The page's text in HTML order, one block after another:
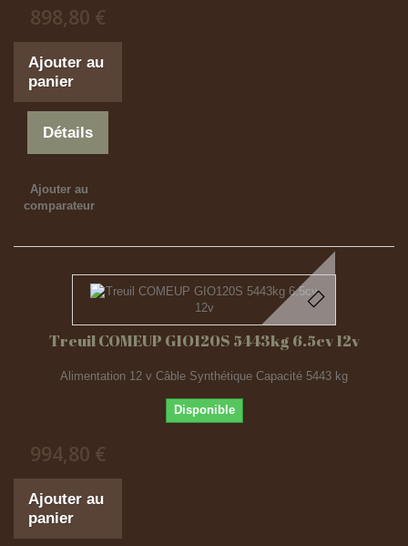
898,80 €
Ajouter au
panier
Détails
Ajouter au
comparateur
Treuil COMEUP GIO120S 5443kg 6.5cv 12v
Alimentation 12 v Câble Synthétique Capacité 5443 kg
Disponible
994,80 €
Ajouter au
panier